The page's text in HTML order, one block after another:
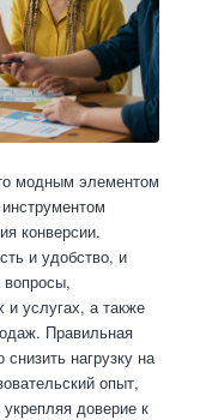
модным элементом
конверсии.
и удобство, и
вопросы,
услугах, а также
Правильная
снизить нагрузку на
опыт,
доверие к